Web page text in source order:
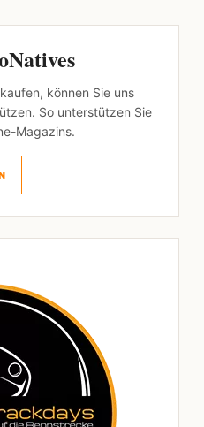
können Sie uns
So unterstützen Sie
Magazins.